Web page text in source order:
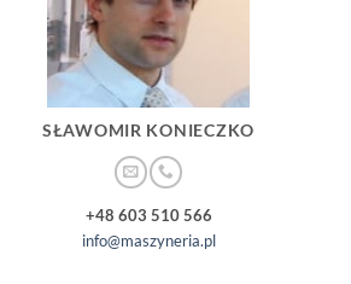
SŁAWOMIR KONIECZKO
+48 603 510 566
info@maszyneria.pl